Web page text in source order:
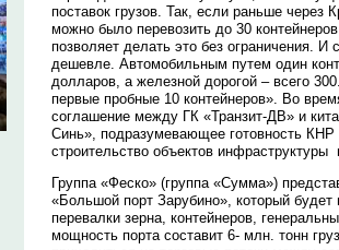
поставок грузов. Так, если раньше через
можно было перевозить до 30
позволяет делать это без ограничения. И
дешевле. Автомобильным путем один
долларов, а железной дорогой – всего
первые пробные 10 контейнеров». Во
соглашение между ГК «Транзит-ДВ» и
Синь», подразумевающее готовность КНР
строительство объектов инфраструктуры
Группа «Феско» (группа «Сумма»)
«Большой порт Зарубино», который
перевалки зерна, контейнеров,
мощность порта составит 6- млн. тонн